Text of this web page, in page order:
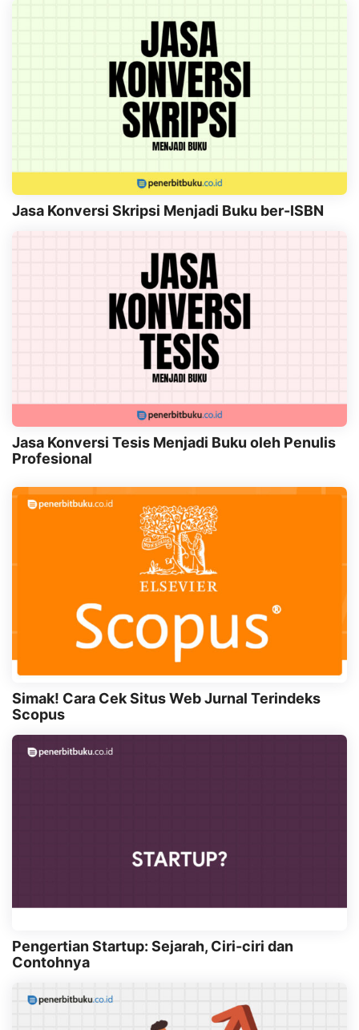
Jasa Konversi Skripsi Menjadi Buku ber-ISBN
Jasa Konversi Tesis Menjadi Buku oleh Penulis
Profesional
Simak! Cara Cek Situs Web Jurnal Terindeks
Scopus
Pengertian Startup: Sejarah, Ciri-ciri dan
Contohnya